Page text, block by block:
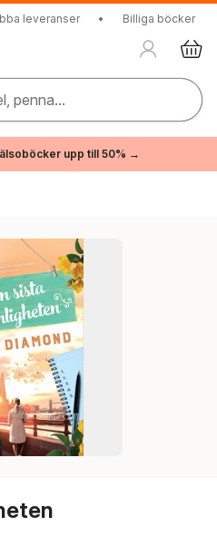
leveranser • Billiga böcker
penna...
upp till 50% →